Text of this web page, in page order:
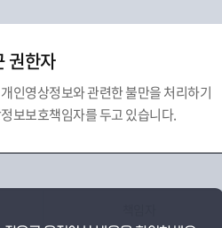
권한자
인영상정보와 관련한 불만을 처리하기
보보호책임자를 두고 있습니다.